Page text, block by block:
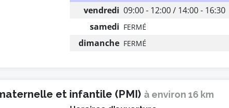
vendredi 09:00 - 12:00 / 14:00 - 16:30
samedi FERMÉ
dimanche FERMÉ
et infantile (PMI) à environ 16 km